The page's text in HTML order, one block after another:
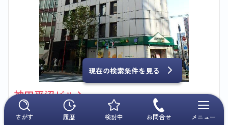
さがす 履歴 検討中 お問合せ メニュー
神田平沼ビル
物件番号 398-00018
1970年12月
現在の検索条件を見る